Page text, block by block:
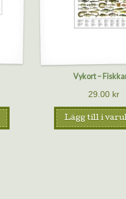
Vykort –
29.00 kr
Lägg till i